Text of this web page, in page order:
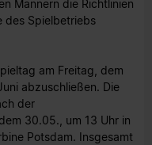
Männern die Richtlinien
des Spielbetriebs
am Freitag, dem
abzuschließen. Die
der
30.05., um 13 Uhr in
Potsdam. Insgesamt